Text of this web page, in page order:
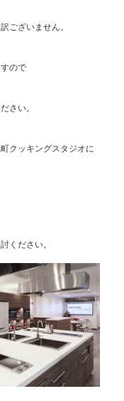
ございません。
ので
さい。
クッキングスタジオに
ください。